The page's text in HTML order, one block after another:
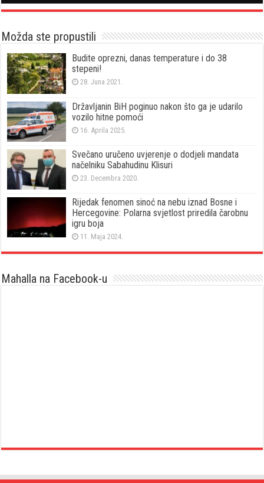
Možda ste propustili
Budite oprezni, danas temperature i do 38
stepeni!
28. Juna 2021.
Državljanin BiH poginuo nakon što ga je udarilo
vozilo hitne pomoći
16. Aprila 2025.
Svečano uručeno uvjerenje o dodjeli mandata
načelniku Sabahudinu Klisuri
23. Decembra 2020.
Rijedak fenomen sinoć na nebu iznad Bosne i
Hercegovine: Polarna svjetlost priredila čarobnu
igru boja
11. Maja 2024.
Mahalla na Facebook-u